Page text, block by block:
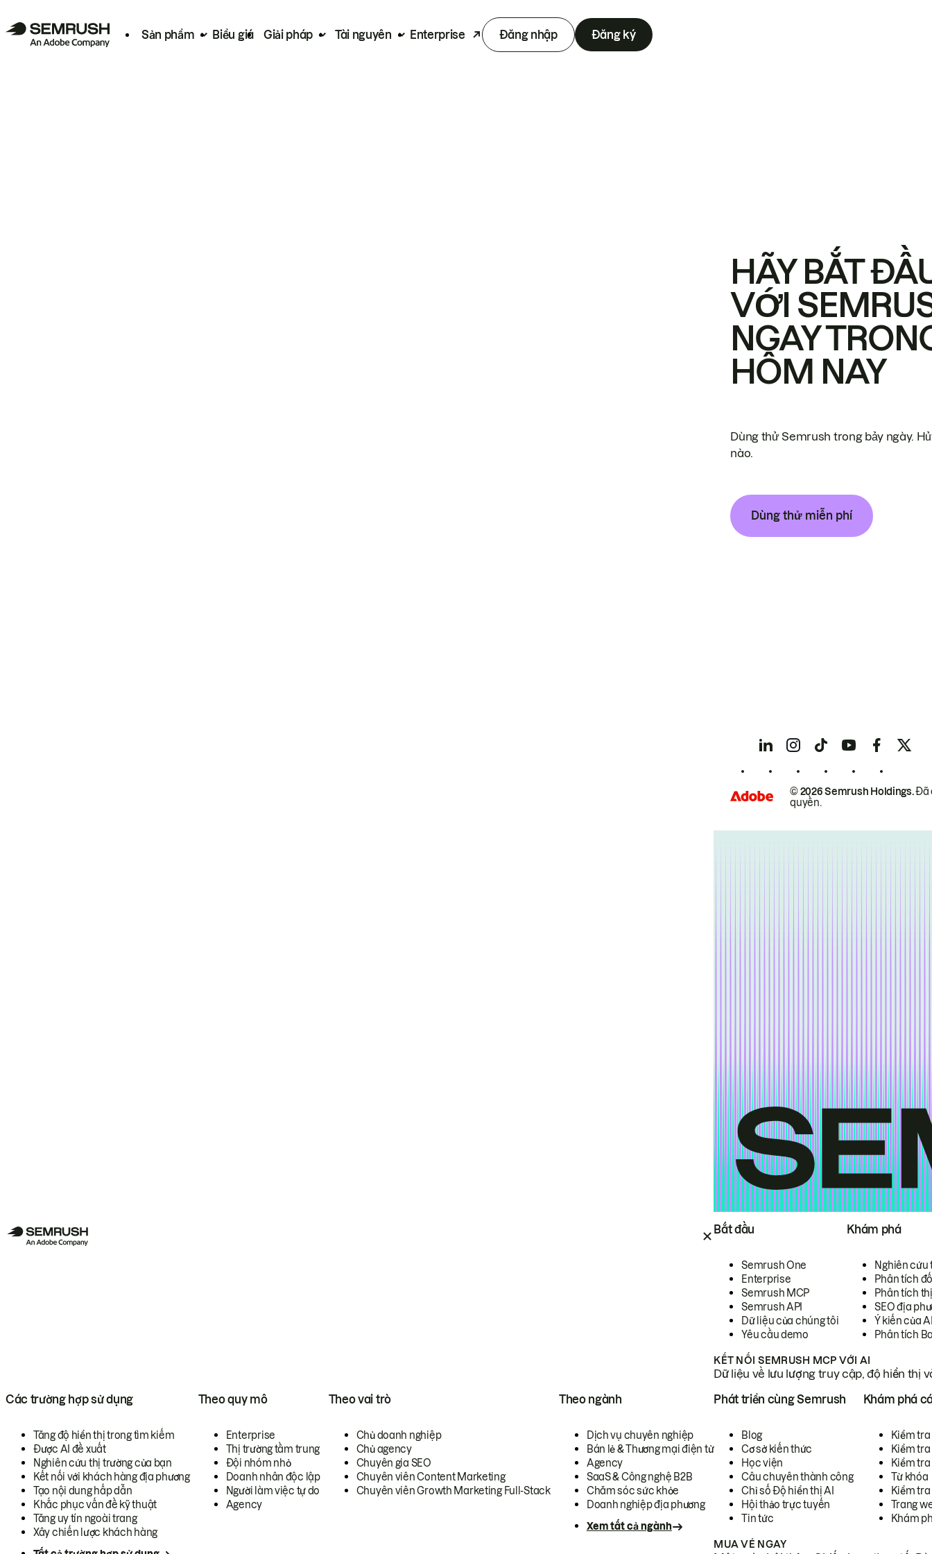
Sản phẩm Biểu giá Giải pháp Tài nguyên Enterprise Đăng nhập Đăng ký
Bắt đầu
Semrush One
Enterprise
Semrush MCP
Semrush API
Dữ liệu của chúng tôi
Yêu cầu demo
Khám phá
Nghiên cứu
Phân tích
Phân tích
SEO địa
Ý kiến của
Phân tích
KẾT NỐI SEMRUSH MCP VỚI AI
Dữ liệu về lưu lượng truy cập, độ hiển thị
Các trường hợp sử dụng
Tăng độ hiển thị trong tìm kiếm
Được AI đề xuất
Nghiên cứu thị trường của bạn
Kết nối với khách hàng địa phương
Tạo nội dung hấp dẫn
Khắc phục vấn đề kỹ thuật
Tăng uy tín ngoài trang
Xây chiến lược khách hàng
Theo quy mô
Enterprise
Thị trường tầm trung
Đội nhóm nhỏ
Doanh nhân độc lập
Người làm việc tự do
Agency
Theo vai trò
Chủ doanh nghiệp
Chủ agency
Chuyên gia SEO
Chuyên viên Content Marketing
Chuyên viên Growth Marketing Full-Stack
Theo ngành
Dịch vụ chuyên nghiệp
Bán lẻ & Thương mại điện tử
Agency
SaaS & Công nghệ B2B
Chăm sóc sức khỏe
Doanh nghiệp địa phương
Xem tất cả ngành
Phát triển cùng Semrush
Blog
Cơ sở kiến thức
Học viện
Câu chuyên thành công
Chỉ số Độ hiển thị AI
Hội thảo trực tuyến
Tin tức
Khám phá
Kiểm
Kiểm tra
Kiểm
Từ khóa
Kiểm
Trang
Khám
MUA VÉ NGAY
HÃY BẮT
VỚI
NGAY
HÔM NAY
Dùng thử Semrush trong bảy ngày.
nào.
Dùng thử miễn phí
© 2026 Semrush Holdings.Đã
quyền.